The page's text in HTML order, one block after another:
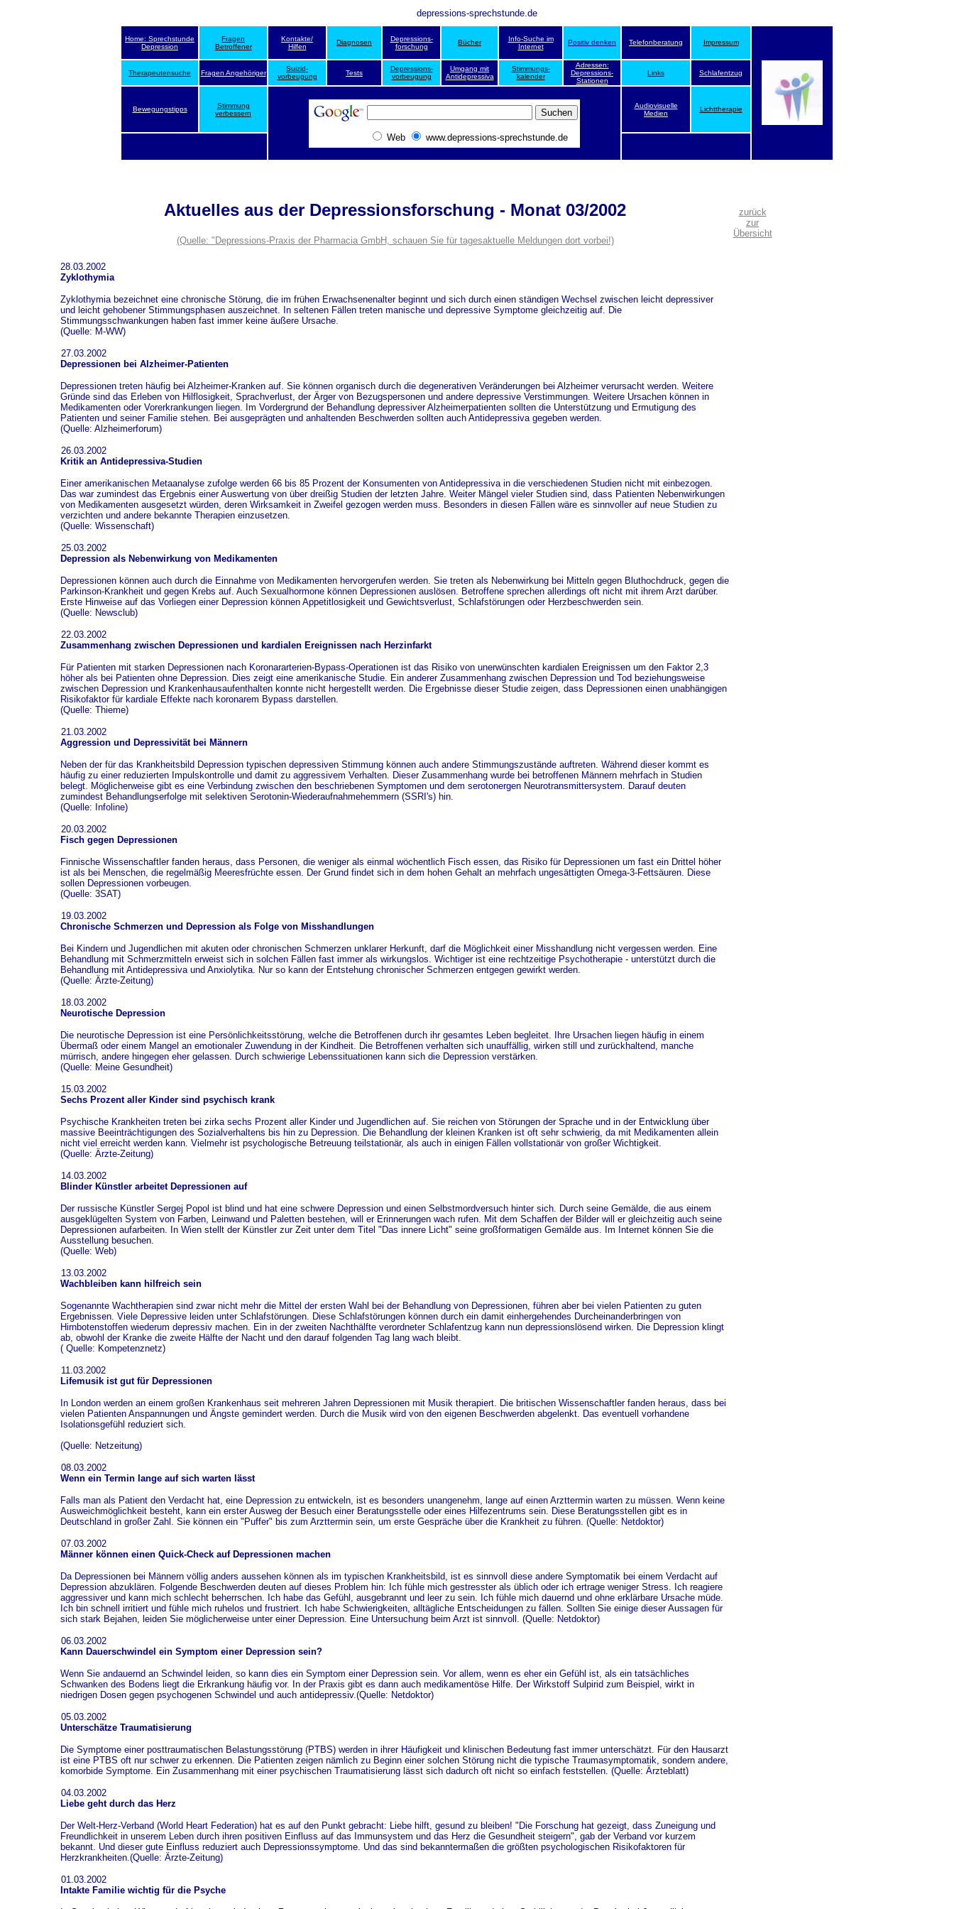
depressions-sprechstunde.de
Home: Sprechstunde
Depression
Fragen
Betroffener
Kontakte/
Hilfen
Diagnosen
Depressions-
forschung
Bücher
Info-Suche im
Internet
Positiv denken Telefonberatung Impressum
Therapeutensuche Fragen Angehöriger
Suizid-
vorbeugung
Tests
Depressions-
vorbeugung
Umgang mit
Antidepressiva
Stimmungs-
kalender
Adressen:
Depressions-
Stationen
Links Schlafentzug
Bewegungstipps
Stimmung
verbessern
Web www.depressions-sprechstunde.de
Audiovisuelle
Medien
Lichttherapie
Aktuelles aus der Depressionsforschung - Monat 03/2002
(Quelle: "Depressions-Praxis der Pharmacia GmbH, schauen Sie für tagesaktuelle Meldungen dort vorbei!)
zurück
zur
Übersicht
28.03.2002
Zyklothymia
Zyklothymia bezeichnet eine chronische Störung, die im frühen Erwachsenenalter beginnt und sich durch einen ständigen Wechsel zwischen leicht depressiver
und leicht gehobener Stimmungsphasen auszeichnet. In seltenen Fällen treten manische und depressive Symptome gleichzeitig auf. Die
Stimmungsschwankungen haben fast immer keine äußere Ursache.
(Quelle: M-WW)
27.03.2002
Depressionen bei Alzheimer-Patienten
Depressionen treten häufig bei Alzheimer-Kranken auf. Sie können organisch durch die degenerativen Veränderungen bei Alzheimer verursacht werden. Weitere
Gründe sind das Erleben von Hilflosigkeit, Sprachverlust, der Ärger von Bezugspersonen und andere depressive Verstimmungen. Weitere Ursachen können in
Medikamenten oder Vorerkrankungen liegen. Im Vordergrund der Behandlung depressiver Alzheimerpatienten sollten die Unterstützung und Ermutigung des
Patienten und seiner Familie stehen. Bei ausgeprägten und anhaltenden Beschwerden sollten auch Antidepressiva gegeben werden.
(Quelle: Alzheimerforum)
26.03.2002
Kritik an Antidepressiva-Studien
Einer amerikanischen Metaanalyse zufolge werden 66 bis 85 Prozent der Konsumenten von Antidepressiva in die verschiedenen Studien nicht mit einbezogen.
Das war zumindest das Ergebnis einer Auswertung von über dreißig Studien der letzten Jahre. Weiter Mängel vieler Studien sind, dass Patienten Nebenwirkungen
von Medikamenten ausgesetzt würden, deren Wirksamkeit in Zweifel gezogen werden muss. Besonders in diesen Fällen wäre es sinnvoller auf neue Studien zu
verzichten und andere bekannte Therapien einzusetzen.
(Quelle: Wissenschaft)
25.03.2002
Depression als Nebenwirkung von Medikamenten
Depressionen können auch durch die Einnahme von Medikamenten hervorgerufen werden. Sie treten als Nebenwirkung bei Mitteln gegen Bluthochdruck, gegen die
Parkinson-Krankheit und gegen Krebs auf. Auch Sexualhormone können Depressionen auslösen. Betroffene sprechen allerdings oft nicht mit ihrem Arzt darüber.
Erste Hinweise auf das Vorliegen einer Depression können Appetitlosigkeit und Gewichtsverlust, Schlafstörungen oder Herzbeschwerden sein.
(Quelle: Newsclub)
22.03.2002
Zusammenhang zwischen Depressionen und kardialen Ereignissen nach Herzinfarkt
Für Patienten mit starken Depressionen nach Koronararterien-Bypass-Operationen ist das Risiko von unerwünschten kardialen Ereignissen um den Faktor 2,3
höher als bei Patienten ohne Depression. Dies zeigt eine amerikanische Studie. Ein anderer Zusammenhang zwischen Depression und Tod beziehungsweise
zwischen Depression und Krankenhausaufenthalten konnte nicht hergestellt werden. Die Ergebnisse dieser Studie zeigen, dass Depressionen einen unabhängigen
Risikofaktor für kardiale Effekte nach koronarem Bypass darstellen.
(Quelle: Thieme)
21.03.2002
Aggression und Depressivität bei Männern
Neben der für das Krankheitsbild Depression typischen depressiven Stimmung können auch andere Stimmungszustände auftreten. Während dieser kommt es
häufig zu einer reduzierten Impulskontrolle und damit zu aggressivem Verhalten. Dieser Zusammenhang wurde bei betroffenen Männern mehrfach in Studien
belegt. Möglicherweise gibt es eine Verbindung zwischen den beschriebenen Symptomen und dem serotonergen Neurotransmittersystem. Darauf deuten
zumindest Behandlungserfolge mit selektiven Serotonin-Wiederaufnahmehemmern (SSRI's) hin.
(Quelle: Infoline)
20.03.2002
Fisch gegen Depressionen
Finnische Wissenschaftler fanden heraus, dass Personen, die weniger als einmal wöchentlich Fisch essen, das Risiko für Depressionen um fast ein Drittel höher
ist als bei Menschen, die regelmäßig Meeresfrüchte essen. Der Grund findet sich in dem hohen Gehalt an mehrfach ungesättigten Omega-3-Fettsäuren. Diese
sollen Depressionen vorbeugen.
(Quelle: 3SAT)
19.03.2002
Chronische Schmerzen und Depression als Folge von Misshandlungen
Bei Kindern und Jugendlichen mit akuten oder chronischen Schmerzen unklarer Herkunft, darf die Möglichkeit einer Misshandlung nicht vergessen werden. Eine
Behandlung mit Schmerzmitteln erweist sich in solchen Fällen fast immer als wirkungslos. Wichtiger ist eine rechtzeitige Psychotherapie - unterstützt durch die
Behandlung mit Antidepressiva und Anxiolytika. Nur so kann der Entstehung chronischer Schmerzen entgegen gewirkt werden.
(Quelle: Ärzte-Zeitung)
18.03.2002
Neurotische Depression
Die neurotische Depression ist eine Persönlichkeitsstörung, welche die Betroffenen durch ihr gesamtes Leben begleitet. Ihre Ursachen liegen häufig in einem
Übermaß oder einem Mangel an emotionaler Zuwendung in der Kindheit. Die Betroffenen verhalten sich unauffällig, wirken still und zurückhaltend, manche
mürrisch, andere hingegen eher gelassen. Durch schwierige Lebenssituationen kann sich die Depression verstärken.
(Quelle: Meine Gesundheit)
15.03.2002
Sechs Prozent aller Kinder sind psychisch krank
Psychische Krankheiten treten bei zirka sechs Prozent aller Kinder und Jugendlichen auf. Sie reichen von Störungen der Sprache und in der Entwicklung über
massive Beeinträchtigungen des Sozialverhaltens bis hin zu Depression. Die Behandlung der kleinen Kranken ist oft sehr schwierig, da mit Medikamenten allein
nicht viel erreicht werden kann. Vielmehr ist psychologische Betreuung teilstationär, als auch in einigen Fällen vollstationär von großer Wichtigkeit.
(Quelle: Ärzte-Zeitung)
14.03.2002
Blinder Künstler arbeitet Depressionen auf
Der russische Künstler Sergej Popol ist blind und hat eine schwere Depression und einen Selbstmordversuch hinter sich. Durch seine Gemälde, die aus einem
ausgeklügelten System von Farben, Leinwand und Paletten bestehen, will er Erinnerungen wach rufen. Mit dem Schaffen der Bilder will er gleichzeitig auch seine
Depressionen aufarbeiten. In Wien stellt der Künstler zur Zeit unter dem Titel "Das innere Licht" seine großformatigen Gemälde aus. Im Internet können Sie die
Ausstellung besuchen.
(Quelle: Web)
13.03.2002
Wachbleiben kann hilfreich sein
Sogenannte Wachtherapien sind zwar nicht mehr die Mittel der ersten Wahl bei der Behandlung von Depressionen, führen aber bei vielen Patienten zu guten
Ergebnissen. Viele Depressive leiden unter Schlafstörungen. Diese Schlafstörungen können durch ein damit einhergehendes Durcheinanderbringen von
Hirnbotenstoffen wiederum depressiv machen. Ein in der zweiten Nachthälfte verordneter Schlafentzug kann nun depressionslösend wirken. Die Depression klingt
ab, obwohl der Kranke die zweite Hälfte der Nacht und den darauf folgenden Tag lang wach bleibt.
( Quelle: Kompetenznetz)
11.03.2002
Lifemusik ist gut für Depressionen
In London werden an einem großen Krankenhaus seit mehreren Jahren Depressionen mit Musik therapiert. Die britischen Wissenschaftler fanden heraus, dass bei
vielen Patienten Anspannungen und Ängste gemindert werden. Durch die Musik wird von den eigenen Beschwerden abgelenkt. Das eventuell vorhandene
Isolationsgefühl reduziert sich.
(Quelle: Netzeitung)
08.03.2002
Wenn ein Termin lange auf sich warten lässt
Falls man als Patient den Verdacht hat, eine Depression zu entwickeln, ist es besonders unangenehm, lange auf einen Arzttermin warten zu müssen. Wenn keine
Ausweichmöglichkeit besteht, kann ein erster Ausweg der Besuch einer Beratungsstelle oder eines Hilfezentrums sein. Diese Beratungsstellen gibt es in
Deutschland in großer Zahl. Sie können ein "Puffer" bis zum Arzttermin sein, um erste Gespräche über die Krankheit zu führen. (Quelle: Netdoktor)
07.03.2002
Männer können einen Quick-Check auf Depressionen machen
Da Depressionen bei Männern völlig anders aussehen können als im typischen Krankheitsbild, ist es sinnvoll diese andere Symptomatik bei einem Verdacht auf
Depression abzuklären. Folgende Beschwerden deuten auf dieses Problem hin: Ich fühle mich gestresster als üblich oder ich ertrage weniger Stress. Ich reagiere
aggressiver und kann mich schlecht beherrschen. Ich habe das Gefühl, ausgebrannt und leer zu sein. Ich fühle mich dauernd und ohne erklärbare Ursache müde.
Ich bin schnell irritiert und fühle mich ruhelos und frustriert. Ich habe Schwierigkeiten, alltägliche Entscheidungen zu fällen. Sollten Sie einige dieser Aussagen für
sich stark Bejahen, leiden Sie möglicherweise unter einer Depression. Eine Untersuchung beim Arzt ist sinnvoll. (Quelle: Netdoktor)
06.03.2002
Kann Dauerschwindel ein Symptom einer Depression sein?
Wenn Sie andauernd an Schwindel leiden, so kann dies ein Symptom einer Depression sein. Vor allem, wenn es eher ein Gefühl ist, als ein tatsächliches
Schwanken des Bodens liegt die Erkrankung häufig vor. In der Praxis gibt es dann auch medikamentöse Hilfe. Der Wirkstoff Sulpirid zum Beispiel, wirkt in
niedrigen Dosen gegen psychogenen Schwindel und auch antidepressiv.(Quelle: Netdoktor)
05.03.2002
Unterschätze Traumatisierung
Die Symptome einer posttraumatischen Belastungsstörung (PTBS) werden in ihrer Häufigkeit und klinischen Bedeutung fast immer unterschätzt. Für den Hausarzt
ist eine PTBS oft nur schwer zu erkennen. Die Patienten zeigen nämlich zu Beginn einer solchen Störung nicht die typische Traumasymptomatik, sondern andere,
komorbide Symptome. Ein Zusammenhang mit einer psychischen Traumatisierung lässt sich dadurch oft nicht so einfach feststellen. (Quelle: Ärzteblatt)
04.03.2002
Liebe geht durch das Herz
Der Welt-Herz-Verband (World Heart Federation) hat es auf den Punkt gebracht: Liebe hilft, gesund zu bleiben! "Die Forschung hat gezeigt, dass Zuneigung und
Freundlichkeit in unserem Leben durch ihren positiven Einfluss auf das Immunsystem und das Herz die Gesundheit steigern", gab der Verband vor kurzem
bekannt. Und dieser gute Einfluss reduziert auch Depressionssymptome. Und das sind bekanntermaßen die größten psychologischen Risikofaktoren für
Herzkrankheiten.(Quelle: Ärzte-Zeitung)
01.03.2002
Intakte Familie wichtig für die Psyche